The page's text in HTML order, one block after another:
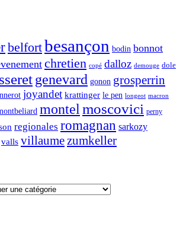
belfortbesançon bodin bonnot
chretien copé dalloz demouge dole
genevard gonon grosperrin
joyandet krattinger le pen longeot macron
montel moscovici perny
regionales romagnan sarkozy
valls villaume zumkeller